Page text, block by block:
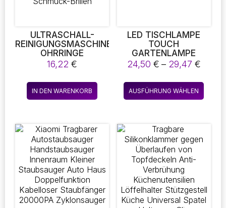
ULTRASCHALL-
REINIGUNGSMASCHINE
OHRRINGE
HALSKETTE
MULTIFUNKTIONS-
HOCHFREQUENZ-
VIBRATION
BRILLENWASCHGERÄT
SCHMUCK-BRILLEN
16,22€
IN DEN WARENKORB
LED TISCHLAMPE
TOUCH
GARTENLAMPE
LOUNGE LAMPE LICHT
DIMMBAR MIT
BATTERIE
TISCHLAMPE
INNEN-/
24,50 € – 29,47 €
bis
AUSFÜHRUNG WÄHLEN
auf
der